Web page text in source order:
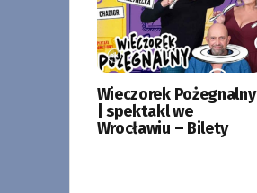
Wieczorek Pożegnalny
| spektakl we
Wrocławiu – Bilety